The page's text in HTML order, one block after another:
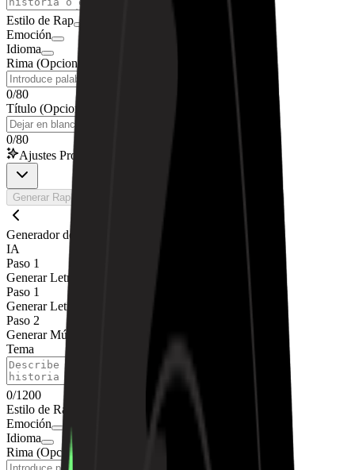
Estilo de Rap
Emoción
Idioma
Rima (Opcional)
0/80
Título (Opcional)
0/80
Ajustes Pro
Generar Rap Gratis Ahora
Generador de Música de Rap con
IA
Paso 1
Generar Letras de Rap
Paso 1
Generar Letras de Rap
Paso 2
Generar Música de Rap
Tema
0/1200
Estilo de Rap
Emoción
Idioma
Rima (Opcional)